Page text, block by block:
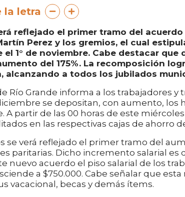
la letra
reflejado el primer tramo del
Perez y los gremios, el cual
el 1° de noviembre. Cabe destacar que
del 175%. La recomposición
alcanzando a todos los jubilados
Río Grande informa a los trabajadores
se depositan, con aumento, los
A partir de las 00 horas de este
en las respectivas cajas de ahorro
se verá reflejado el primer tramo del
paritarias. Dicho incremento salarial es
nuevo acuerdo el piso salarial de los
a $750.000. Cabe señalar que
vacacional, becas y demás ítems.